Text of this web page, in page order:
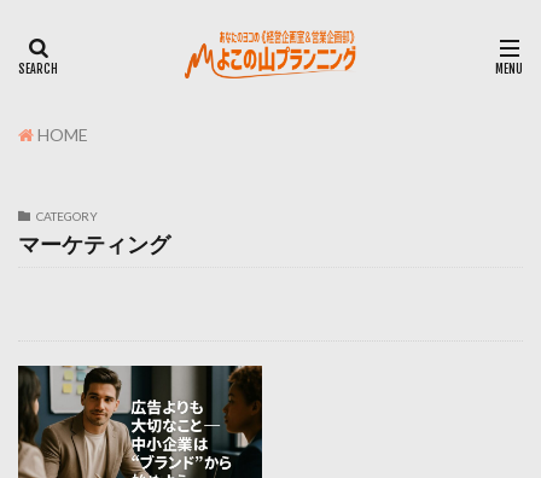
HOME
CATEGORY
マーケティング